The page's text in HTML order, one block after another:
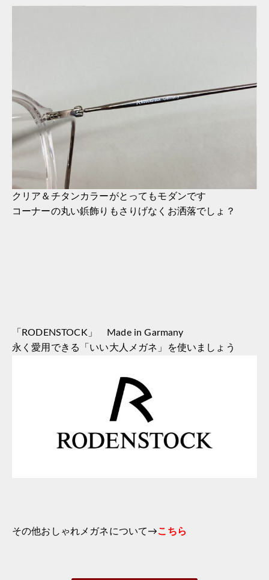
クリア＆チタンカラーがとってもモダンです
コーナーの丸い鋲飾りもさりげなくお洒落でしょ？
「RODENSTOCK」 Made in Garmany
永く愛用できる「いい大人メガネ」を使いましょう
その他おしゃれメガネについて→こちら